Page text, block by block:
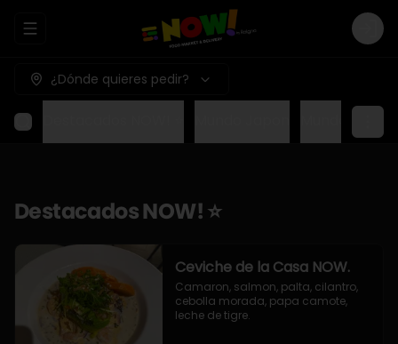
Abrir menu de navegación Login
¿Dónde quieres pedir?
Destacados NOW! ⭐
Ceviche de la Casa NOW.
Camaron, salmon, palta, cilantro,
cebolla morada, papa camote,
leche de tigre.